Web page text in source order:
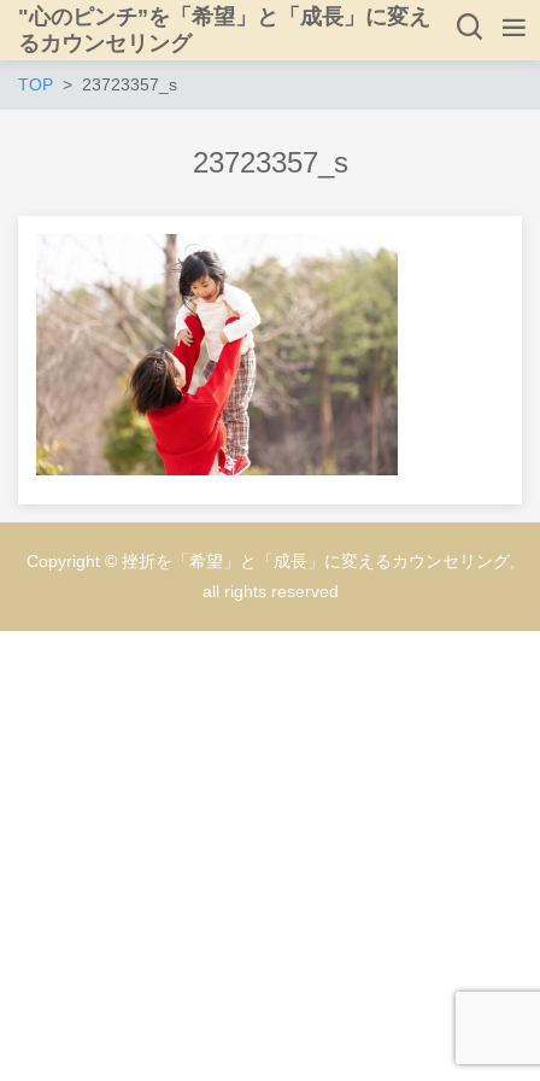
"心のピンチ”を「希望」と「成長」に変え
るカウンセリング
TOP 23723357_s
23723357_s
Copyright © 挫折を「希望」と「成長」に変えるカウンセリング,
all rights reserved